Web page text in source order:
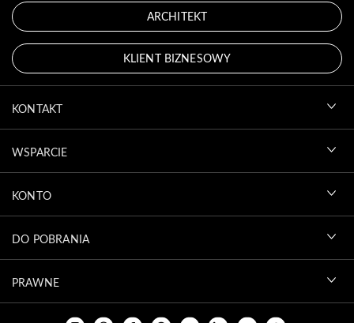
ARCHITEKT
KLIENT BIZNESOWY
KONTAKT
WSPARCIE
KONTO
DO POBRANIA
PRAWNE